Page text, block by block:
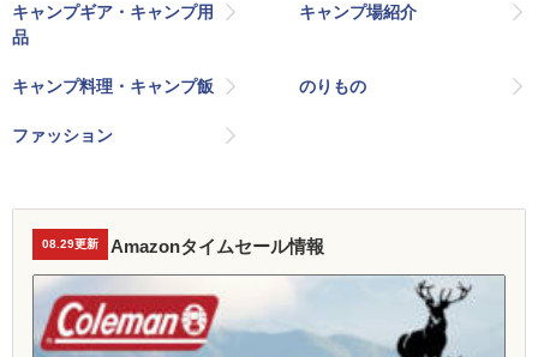
キャンプギア・キャンプ用
品
キャンプ場紹介
キャンプ料理・キャンプ飯 のりもの
ファッション
08.29更新 Amazonタイムセール情報